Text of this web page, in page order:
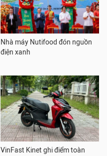
Nhà máy Nutifood đón nguồn
điện xanh
VinFast Kinet ghi điểm toàn